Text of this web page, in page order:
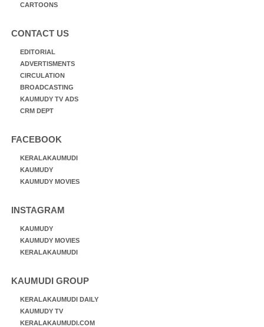
CARTOONS
CONTACT US
EDITORIAL
ADVERTISMENTS
CIRCULATION
BROADCASTING
KAUMUDY TV ADS
CRM DEPT
FACEBOOK
KERALAKAUMUDI
KAUMUDY
KAUMUDY MOVIES
INSTAGRAM
KAUMUDY
KAUMUDY MOVIES
KERALAKAUMUDI
KAUMUDI GROUP
KERALAKAUMUDI DAILY
KAUMUDY TV
KERALAKAUMUDI.COM